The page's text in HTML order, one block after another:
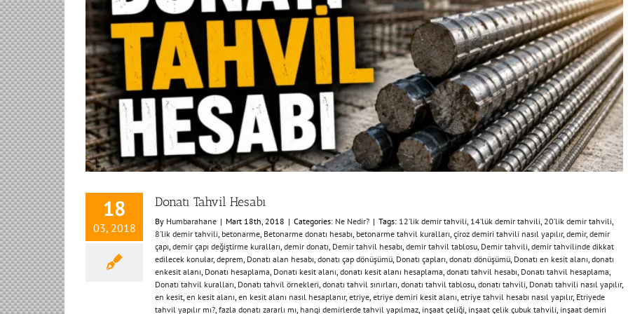
18
03, 2018
Donatı Tahvil Hesabı
By Humbarahane | Mart 18th, 2018 | Categories: Ne Nedir? | Tags: 12’lik demir tahvili 14’lük demir tahvili 20’lik demir tahvili
8’lik demir tahvili betonarme Betonarme donatı hesabı betonarme tahvil kuralları çiroz demiri tahvili nasıl yapılır, demir, demir
çapı demir çapı değiştirme kuralları demir donatı Demir tahvil hesabı demir tahvil tablosu Demir tahvili demir tahvilinde dikkat
edilecek konular, deprem Donatı alan hesabı donatı çap dönüşümü Donatı çapları donatı dönüşümü Donatı en kesit alanı donatı
enkesit alanı Donatı hesaplama Donatı kesit alanı donatı kesit alanı hesaplama donatı tahvil hesabı Donatı tahvil hesaplama
Donatı tahvil kuralları Donatı tahvil örnekleri donatı tahvil sınırları donatı tahvil tablosu donatı tahvili Donatı tahvili nasıl yapılır,
en kesit en kesit alanı en kesit alanı nasıl hesaplanır, etriye etriye demiri kesit alanı etriye tahvil hesabı nasıl yapılır, Etriyede
tahvil yapılır mı? fazla donatı zararlı mı hangi demirlerde tahvil yapılmaz inşaat çeliği inşaat çelik çubuk tahvili inşaat demiri